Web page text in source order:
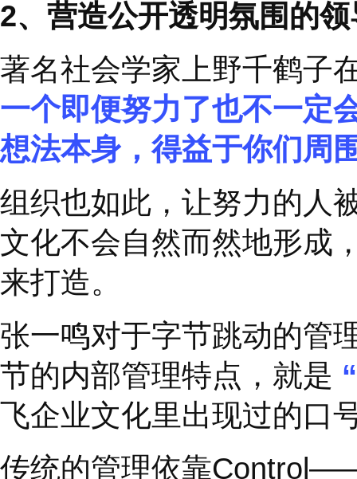
是否有助于组织转向
▂
那么，
作为领导者，
用以下3个问题，检视
❶
找到
❷ 将每个特质分解
❸ 本周承诺坚持一